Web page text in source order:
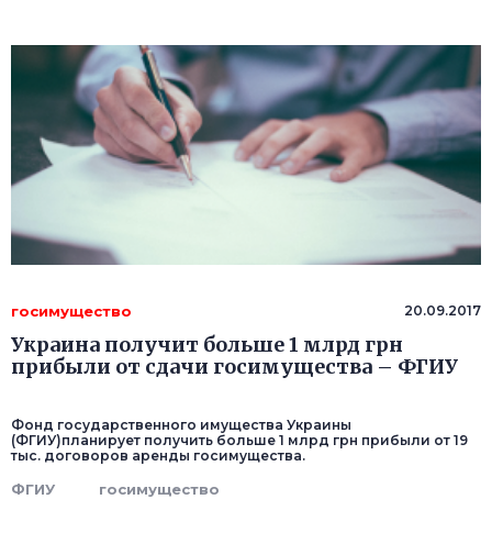
госимущество 20.09.2017
Украина получит больше 1 млрд грн
прибыли от сдачи госимущества – ФГИУ
Фонд государственного имущества Украины
(ФГИУ)планирует получить больше 1 млрд грн прибыли от 19
тыс. договоров аренды госимущества.
ФГИУ госимущество